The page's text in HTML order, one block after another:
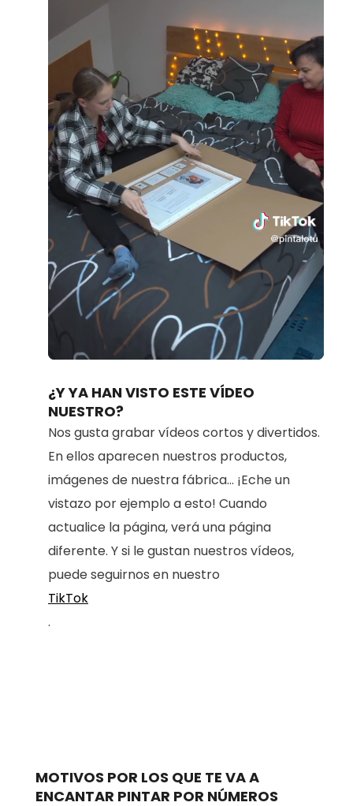
Unmute Loaded
81.19%
¿Y YA HAN VISTO ESTE VÍDEO
NUESTRO?
Nos gusta grabar vídeos cortos y divertidos.
En ellos aparecen nuestros productos,
imágenes de nuestra fábrica... ¡Eche un
vistazo por ejemplo a esto! Cuando
actualice la página, verá una página
diferente. Y si le gustan nuestros vídeos,
puede seguirnos en nuestro
TikTok
.
MOTIVOS POR LOS QUE TE VA A
ENCANTAR PINTAR POR NÚMEROS